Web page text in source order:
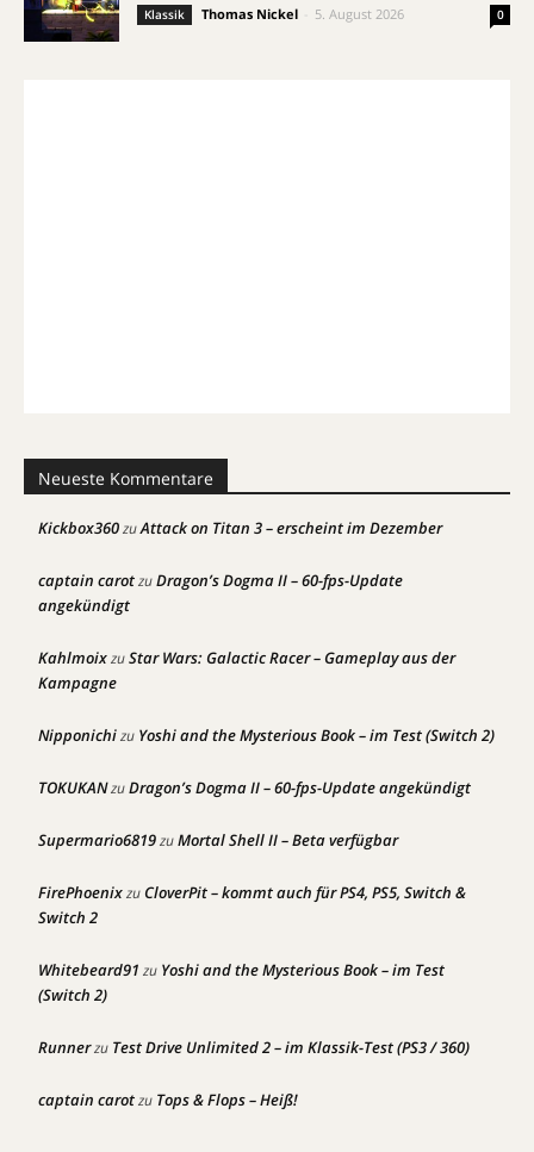
Klassik Thomas Nickel 5. August 2026 0
Neueste Kommentare
Kickbox360zuAttack on Titan 3 – erscheint im Dezember
captain carotzuDragon’s Dogma II – 60-fps-Update
angekündigt
KahlmoixzuStar Wars: Galactic Racer – Gameplay aus der
Kampagne
Nipponichizu Yoshi and the Mysterious Book – im Test (Switch 2)
TOKUKANzuDragon’s Dogma II – 60-fps-Update angekündigt
Supermario6819zuMortal Shell II – Beta verfügbar
FirePhoenixzuCloverPit – kommt auch für PS4, PS5, Switch &
Switch 2
Whitebeard91 zu Yoshi and the Mysterious Book – im Test
(Switch 2)
Runnerzu Test Drive Unlimited 2 – im Klassik-Test (PS3 / 360)
captain carotzu Tops & Flops – Heiß!